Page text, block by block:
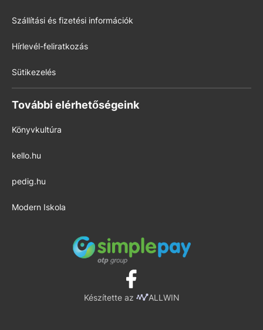
Szállítási és fizetési információk
Hírlevél-feliratkozás
Sütikezelés
További elérhetőségeink
Könyvkultúra
kello.hu
pedig.hu
Modern Iskola
Készítette az ALLWIN